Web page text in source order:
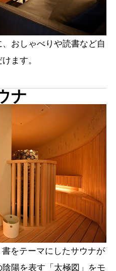
おしゃべりや読書など自
ます。
ナ
をテーマにしたサウナが
陽を表す「太極図」をモ